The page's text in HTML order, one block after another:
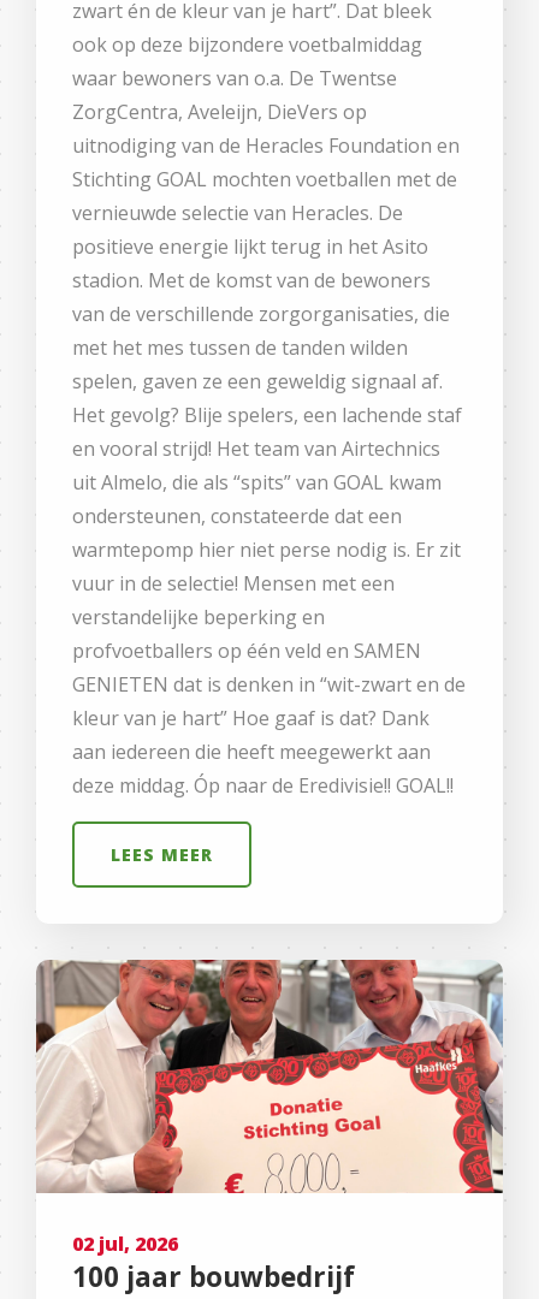
zwart én de kleur van je hart”. Dat bleek
ook op deze bijzondere voetbalmiddag
waar bewoners van o.a. De Twentse
ZorgCentra, Aveleijn, DieVers op
uitnodiging van de Heracles Foundation en
Stichting GOAL mochten voetballen met de
vernieuwde selectie van Heracles. De
positieve energie lijkt terug in het Asito
stadion. Met de komst van de bewoners
van de verschillende zorgorganisaties, die
met het mes tussen de tanden wilden
spelen, gaven ze een geweldig signaal af.
Het gevolg? Blije spelers, een lachende staf
en vooral strijd! Het team van Airtechnics
uit Almelo, die als “spits” van GOAL kwam
ondersteunen, constateerde dat een
warmtepomp hier niet perse nodig is. Er zit
vuur in de selectie! Mensen met een
verstandelijke beperking en
profvoetballers op één veld en SAMEN
GENIETEN dat is denken in “wit-zwart en de
kleur van je hart” Hoe gaaf is dat? Dank
aan iedereen die heeft meegewerkt aan
deze middag. Óp naar de Eredivisie!! GOAL!!
LEES MEER
02 jul, 2026
100 jaar bouwbedrijf